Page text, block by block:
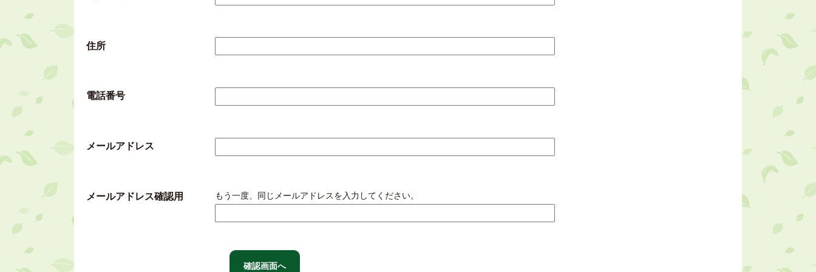
住所
電話番号
メールアドレス
メールアドレス確認用 もう一度、同じメールアドレスを入力してください。